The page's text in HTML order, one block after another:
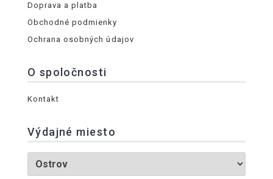
Doprava a platba
Obchodné podmienky
Ochrana osobných údajov
O spoločnosti
Kontakt
Výdajné miesto